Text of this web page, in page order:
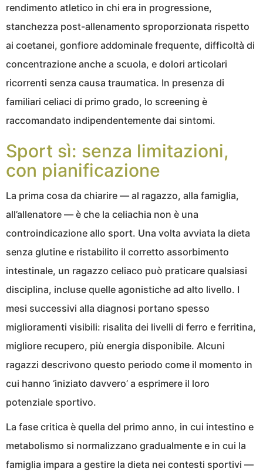
rendimento atletico in chi era in progressione,
stanchezza post-allenamento sproporzionata rispetto
ai coetanei, gonfiore addominale frequente, difficoltà di
concentrazione anche a scuola, e dolori articolari
ricorrenti senza causa traumatica. In presenza di
familiari celiaci di primo grado, lo screening è
raccomandato indipendentemente dai sintomi.
Sport sì: senza limitazioni,
con pianificazione
La prima cosa da chiarire — al ragazzo, alla famiglia,
all’allenatore — è che la celiachia non è una
controindicazione allo sport. Una volta avviata la dieta
senza glutine e ristabilito il corretto assorbimento
intestinale, un ragazzo celiaco può praticare qualsiasi
disciplina, incluse quelle agonistiche ad alto livello. I
mesi successivi alla diagnosi portano spesso
miglioramenti visibili: risalita dei livelli di ferro e ferritina,
migliore recupero, più energia disponibile. Alcuni
ragazzi descrivono questo periodo come il momento in
cui hanno ‘iniziato davvero’ a esprimere il loro
potenziale sportivo.
La fase critica è quella del primo anno, in cui intestino e
metabolismo si normalizzano gradualmente e in cui la
famiglia impara a gestire la dieta nei contesti sportivi —